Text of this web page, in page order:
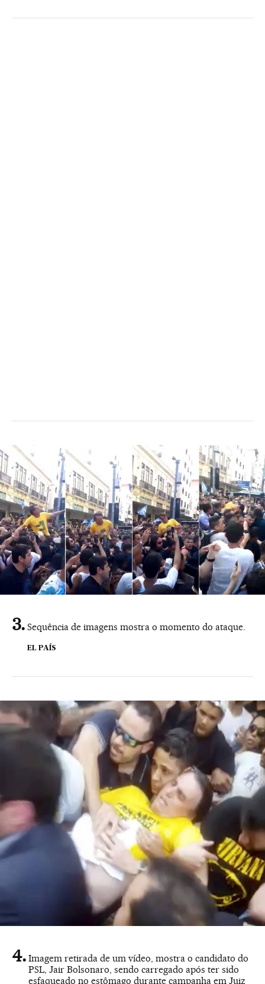
Sequência de imagens mostra o momento do ataque.
EL PAÍS
Imagem retirada de um vídeo, mostra o candidato do
PSL, Jair Bolsonaro, sendo carregado após ter sido
esfaqueado no estômago durante campanha em Juiz